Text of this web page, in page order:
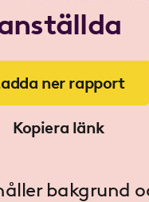
ner rapport
Kopiera länk
bakgrund